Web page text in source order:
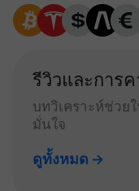
รีวิวและการ
บทวิเคราะห์ช่วย
มั่นใจ
ดูทั้งหมด